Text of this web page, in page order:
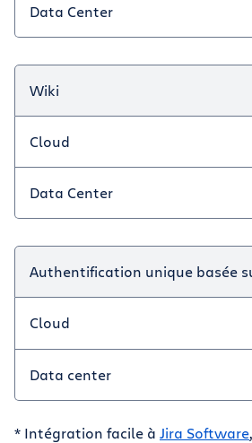
Data Center
Wiki
Cloud
Data Center
Authentification unique basée
Cloud
Data center
* Intégration facile à Jira Software,